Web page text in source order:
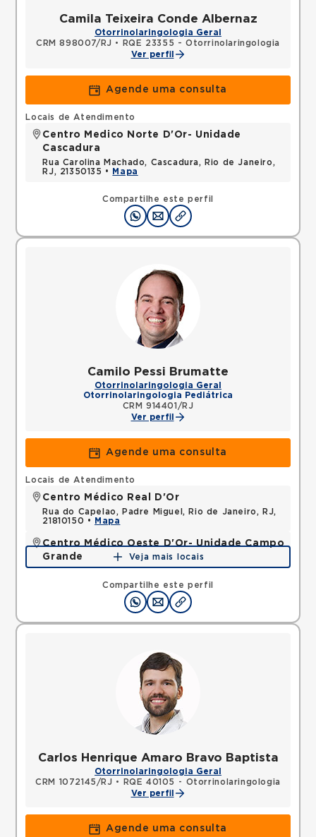
Camila Teixeira Conde Albernaz
Otorrinolaringologia Geral
CRM 898007/RJ •
RQE 23355 - Otorrinolaringologia
Ver perfil
Agende uma consulta
Compartilhe este perfil
Locais de Atendimento
Centro Medico Norte D'Or- Unidade
Cascadura
Rua Carolina Machado, Cascadura, Rio de Janeiro,
RJ, 21350135 •
Mapa
Camilo Pessi Brumatte
Otorrinolaringologia Geral
Otorrinolaringologia Pediátrica
CRM 914401/RJ
Ver perfil
Agende uma consulta
Compartilhe este perfil
Locais de Atendimento
Centro Médico Real D'Or
Rua do Capelao, Padre Miguel, Rio de Janeiro, RJ,
21810150 •
Mapa
Centro Médico Oeste D'Or- Unidade Campo
Grande
Rua Olinda Ellis, Campo Grande, Rio de Janeiro, RJ,
Mapa
Veja mais locais
Carlos Henrique Amaro Bravo Baptista
Otorrinolaringologia Geral
CRM 1072145/RJ •
RQE 40105 - Otorrinolaringologia
Ver perfil
Agende uma consulta